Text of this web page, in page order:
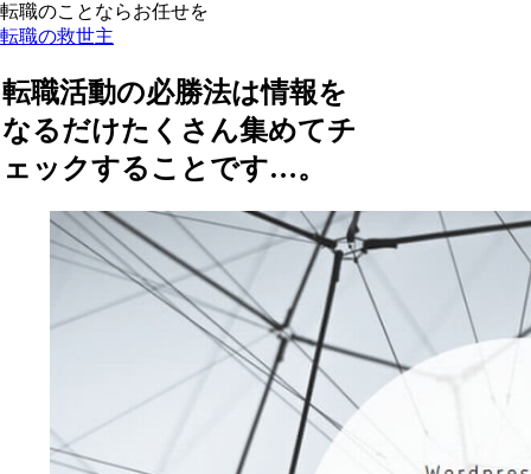
転職のことならお任せを
転職の救世主
転職活動の必勝法は情報を
なるだけたくさん集めてチ
ェックすることです…。